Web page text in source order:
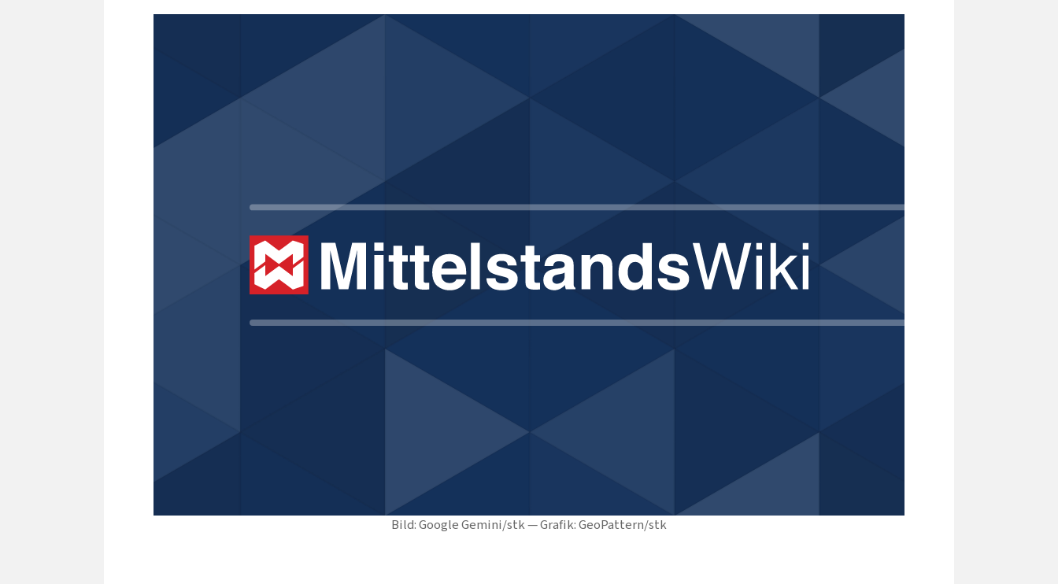
Bild: Google Gemini/stk — Grafik: GeoPattern/stk